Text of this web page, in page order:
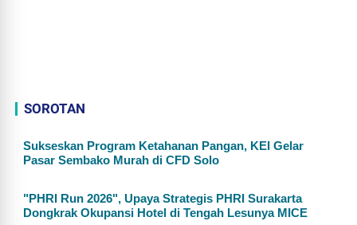
SOROTAN
Sukseskan Program Ketahanan Pangan, KEI Gelar
Pasar Sembako Murah di CFD Solo
"PHRI Run 2026", Upaya Strategis PHRI Surakarta
Dongkrak Okupansi Hotel di Tengah Lesunya MICE